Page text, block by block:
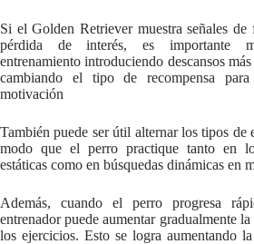
Si el Golden Retriever muestra señales de
pérdida de interés, es importante
entrenamiento introduciendo descansos
cambiando el tipo de recompensa
motivación
También puede ser útil alternar los tipos de
modo que el perro practique tanto en
estáticas como en búsquedas dinámicas en
Además, cuando el perro progresa
entrenador puede aumentar gradualmente
los ejercicios. Esto se logra aumentando